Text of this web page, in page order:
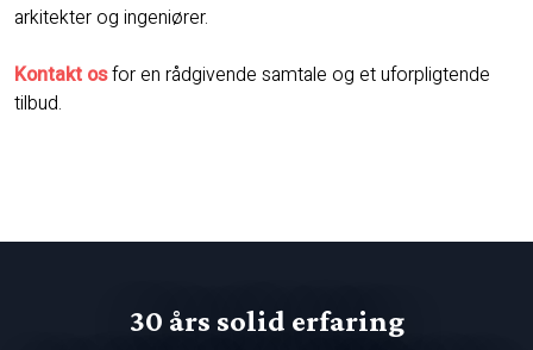
arkitekter og ingeniører.
Kontakt osfor en rådgivende samtale og et uforpligtende
tilbud.
30 års solid erfaring